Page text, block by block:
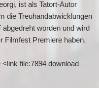
ist als Tatort-Autor
die Treuhandabwicklungen
worden und wird
Filmfest Premiere haben.
file:7894 download